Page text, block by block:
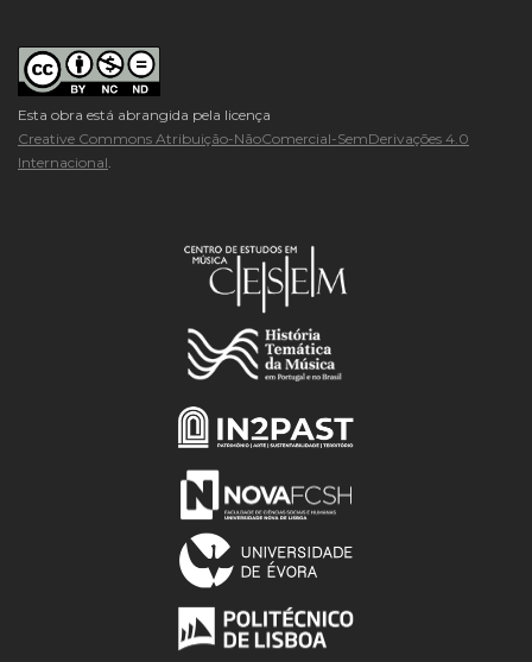
Esta obra está abrangida pela licença
Creative Commons Atribuição-NãoComercial-SemDerivações 4.0
Internacional.